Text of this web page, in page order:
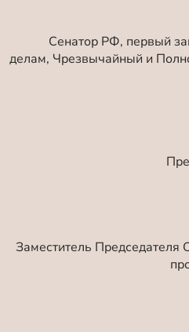
Сенатор РФ, первый
делам, Чрезвычайный и
Заместитель Председателя